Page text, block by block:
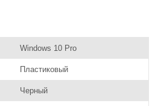
Windows 10 Pro
Пластиковый
Черный